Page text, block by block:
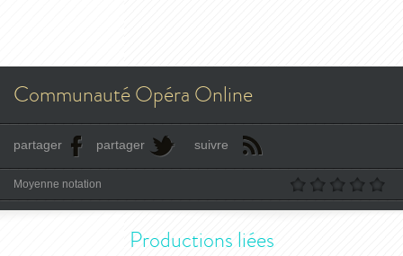
Communauté Opéra Online
partager partager suivre
Moyenne notation
Productions liées